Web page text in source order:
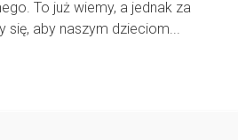
To już wiemy, a jednak za
aby naszym dzieciom...